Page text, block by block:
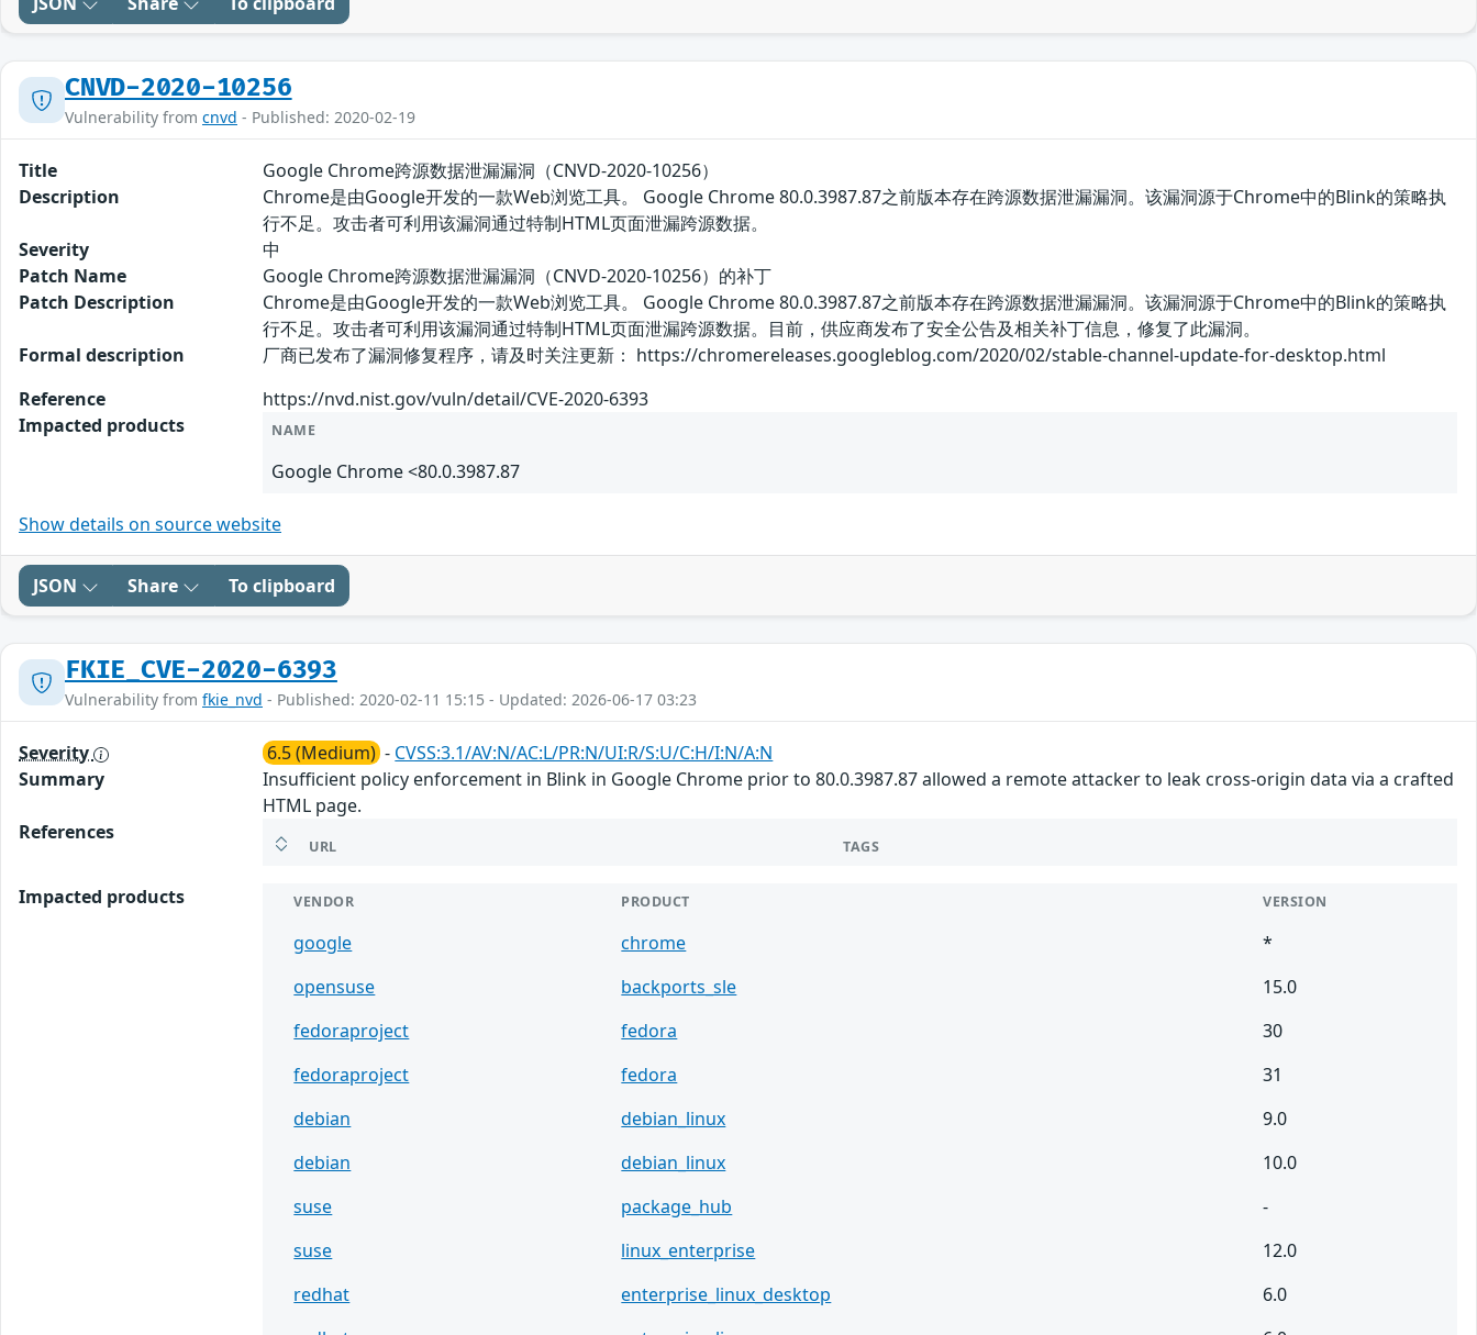
CNVD-2020-10256
Vulnerability from cnvd - Published: 2020-02-19
Title
Google Chrome跨源数据泄漏漏洞（CNVD-2020-10256）
Description
Chrome是由Google开发的一款Web浏览工具。 Google Chrome 80.0.3987.87之前版本存在跨源数据泄漏漏洞。该漏洞源于Chrome中的Blink的策略执
行不足。攻击者可利用该漏洞通过特制HTML页面泄漏跨源数据。
Severity
中
Patch Name
Google Chrome跨源数据泄漏漏洞（CNVD-2020-10256）的补丁
Patch Description
Chrome是由Google开发的一款Web浏览工具。 Google Chrome 80.0.3987.87之前版本存在跨源数据泄漏漏洞。该漏洞源于Chrome中的Blink的策略执
行不足。攻击者可利用该漏洞通过特制HTML页面泄漏跨源数据。目前，供应商发布了安全公告及相关补丁信息，修复了此漏洞。
Formal description
厂商已发布了漏洞修复程序，请及时关注更新： https://chromereleases.googleblog.com/2020/02/stable-channel-update-for-desktop.html
Reference
https://nvd.nist.gov/vuln/detail/CVE-2020-6393
Impacted products
NAME
Google Chrome <80.0.3987.87
Show details on source website
JSON Share To clipboard
FKIE_CVE-2020-6393
Vulnerability from fkie_nvd - Published: 2020-02-11 15:15 - Updated: 2026-06-17 03:23
Severity 6.5 (Medium) - CVSS:3.1/AV:N/AC:L/PR:N/UI:R/S:U/C:H/I:N/A:N
Summary
Insufficient policy enforcement in Blink in Google Chrome prior to 80.0.3987.87 allowed a remote attacker to leak cross-origin data via a crafted
HTML page.
References
URL TAGS
Impacted products VENDOR PRODUCT VERSION
google chrome
*
opensuse
backports_sle
15.0
fedoraproject
fedora
30
fedoraproject
fedora
31
debian
debian_linux
9.0
debian
debian_linux
10.0
suse
package_hub
-
suse
linux_enterprise
12.0
redhat
enterprise_linux_desktop
6.0